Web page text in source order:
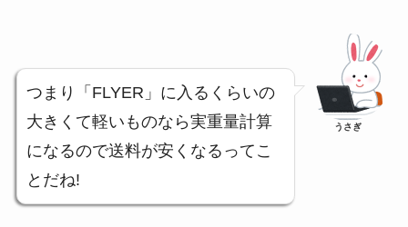
つまり「FLYER」に入るくらいの
大きくて軽いものなら実重量計算
になるので送料が安くなるってこ
とだね!
うさぎ